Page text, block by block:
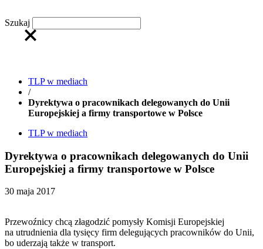
Szukaj
TLP w mediach
/
Dyrektywa o pracownikach delegowanych do Unii
Europejskiej a firmy transportowe w Polsce
TLP w mediach
Dyrektywa o pracownikach delegowanych do Unii
Europejskiej a firmy transportowe w Polsce
30 maja 2017
Przewoźnicy chcą złagodzić pomysły Komisji Europejskiej
na utrudnienia dla tysięcy firm delegujących pracowników do Unii,
bo uderzają także w transport.